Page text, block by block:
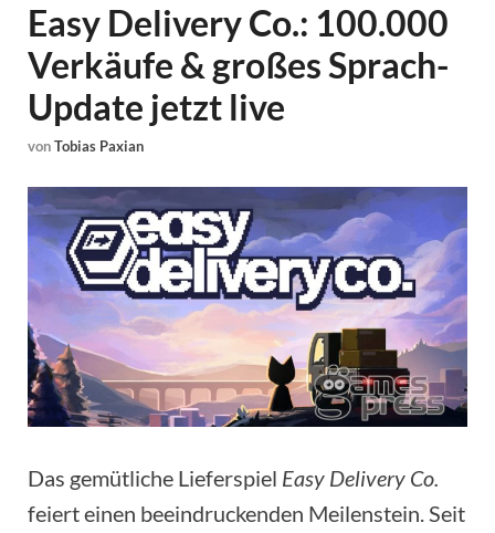
Easy Delivery Co.: 100.000
Verkäufe & großes Sprach-
Update jetzt live
vonTobias Paxian
Das gemütliche Lieferspiel Easy Delivery Co.
feiert einen beeindruckenden Meilenstein. Seit